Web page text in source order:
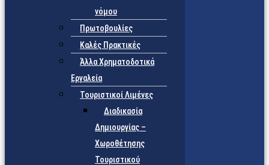
νόμου
Πρωτοβουλίες
Καλές Πρακτικές
Άλλα Χρηματοδοτικά
Εργαλεία
Τουριστικοί Λιμένες
Διαδικασία
Δημιουργίας –
Χωροθέτησης
Τουριστικού